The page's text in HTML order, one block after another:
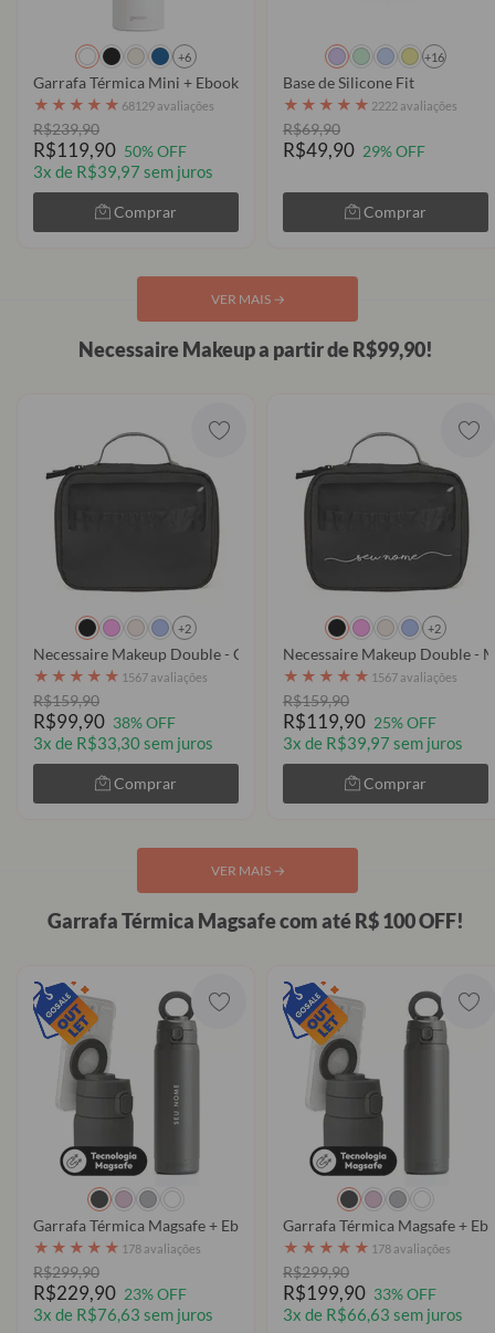
+6
Garrafa Térmica Mini + Ebook - Clear
★ ★ ★ ★ ★ 68129 avaliações
R$239,90
R$119,90 50% OFF
3x de R$39,97 sem juros
Comprar
+16
Base de Silicone Fit
★ ★ ★ ★ ★ 2222 avaliações
R$69,90
R$49,90 29% OFF
Comprar
VER MAIS →
Necessaire Makeup a partir de R$99,90!
+2
Necessaire Makeup Double - Clear
★ ★ ★ ★ ★ 1567 avaliações
R$159,90
R$99,90 38% OFF
3x de R$33,30 sem juros
Comprar
+2
Necessaire Makeup Double -
★ ★ ★ ★ ★ 1567 avaliações
R$159,90
R$119,90 25% OFF
3x de R$39,97 sem juros
Comprar
VER MAIS →
Garrafa Térmica Magsafe com até R$ 100 OFF!
Garrafa Térmica Magsafe + Ebook - Futurist
★ ★ ★ ★ ★ 178 avaliações
R$299,90
R$229,90 23% OFF
3x de R$76,63 sem juros
Garrafa Térmica Magsafe +
★ ★ ★ ★ ★ 178 avaliações
R$299,90
R$199,90 33% OFF
3x de R$66,63 sem juros